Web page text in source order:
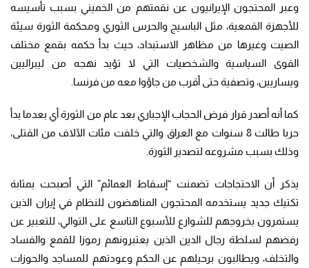
وعبر المحتجون الإيرانيون عن نقمتهم من الخميني بسبب تأسيسه
للأجهزة القمعية، مثل الباسيج والحرس الثوري ومحكمة الثورة سيئة
الصيت وغيرها من مظاهر الاستبداد، حيث بدأ حكمه بقمع مختلف
القوى السياسية والشخصيات التي لا تؤيد نهجه من ليبراليين
ويساريين، وتصفية حتى أقرب من جاؤوا معه من فرنسا.
كما أنه أصدر قرار فرض الحجاب الإجباري بعد عام من الثورة أي بعدما بدأ
حربا طالت 8 سنوات مع العراق والتي خلفت مئات الآلاف من القتلى،
وذلك بسبب مشروعه لتصدير الثورة.
يذكر أن الاحتجاجات تضمنت “إسقاط العمائم” التي أصبحت بمثابة
تكتيك جديد يستخدمه المحتجون المناهضون للنظام في إيران الذين
يستمرون بخروجهم للشوارع للأسبوع التاسع على التوالي، للتعبير عن
رفضهم لسلطة رجال الدين الذين يعتبرونهم رموزا للقمع والفساد
والتخلف، ويطالبون برحيلهم عن الحكم وعودتهم للمساجد والحوزات